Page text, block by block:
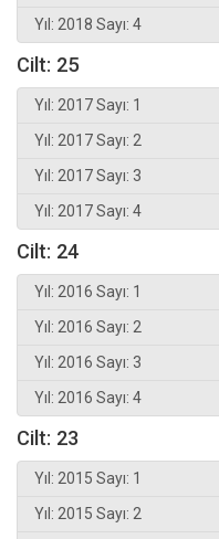
Yıl: 2018 Sayı: 4
Cilt: 25
Yıl: 2017 Sayı: 1
Yıl: 2017 Sayı: 2
Yıl: 2017 Sayı: 3
Yıl: 2017 Sayı: 4
Cilt: 24
Yıl: 2016 Sayı: 1
Yıl: 2016 Sayı: 2
Yıl: 2016 Sayı: 3
Yıl: 2016 Sayı: 4
Cilt: 23
Yıl: 2015 Sayı: 1
Yıl: 2015 Sayı: 2